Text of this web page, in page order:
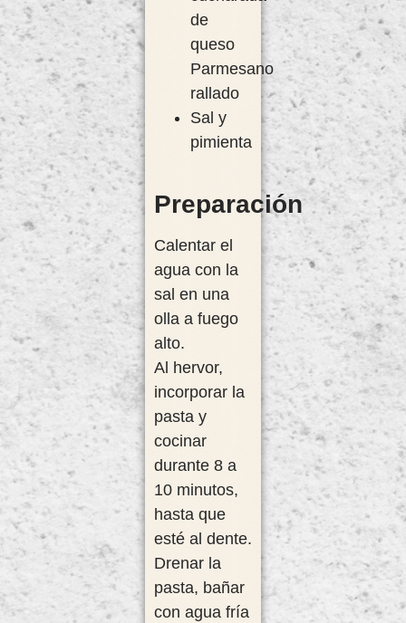
de
queso
Parmesano
rallado
Sal y
pimienta
Preparación
Calentar el
agua con la
sal en una
olla a fuego
alto.
Al hervor,
incorporar la
pasta y
cocinar
durante 8 a
10 minutos,
hasta que
esté al dente.
Drenar la
pasta, bañar
con agua fría